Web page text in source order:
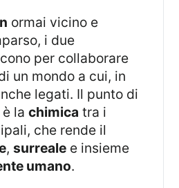
ormai vicino e
i due
per collaborare
un mondo a cui, in
legati. Il punto di
è lachimica tra i
che rende il
,surreale e insieme
umano.